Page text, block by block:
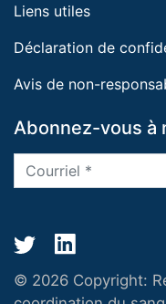
Liens utiles
Déclaration de
Avis de non-
Abonnez-vous à
© 2026 Copyright: